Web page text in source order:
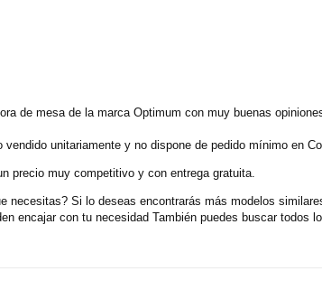
de mesa de la marca Optimum con muy buenas
unitariamente y no dispone de pedido mínimo en
precio muy competitivo y con entrega gratuita.
Si lo deseas encontrarás más modelos
encajar con tu necesidad También puedes buscar todos